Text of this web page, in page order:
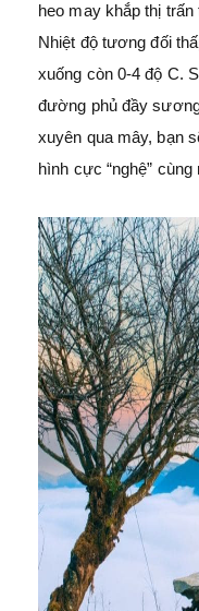
heo may khắp thị
Nhiệt độ tương đối
xuống còn 0-4 độ C.
đường phủ đầy
xuyên qua mây, bạn
hình cực “nghệ” cùng